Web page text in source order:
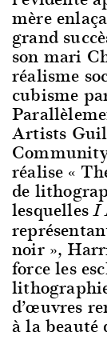
mère
grand
son mari
réalisme
cubisme
Artists
réalise «
de
lesquellesI
noir »,
force les
d’œuvres
à la beauté